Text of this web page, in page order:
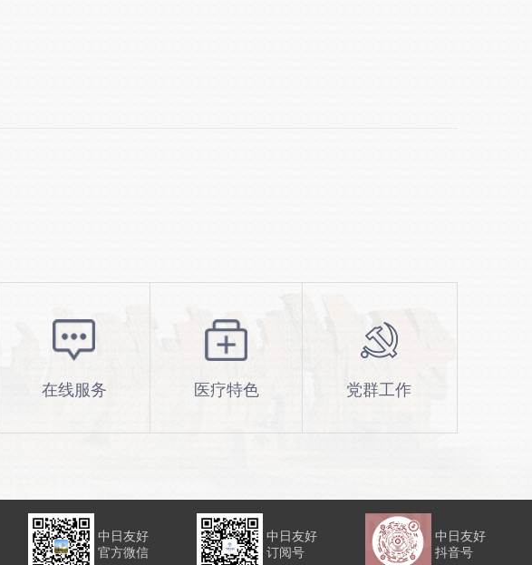
在线服务 医疗特色 党群工作
中日友好
官方微信
中日友好
订阅号
中日友好
抖音号